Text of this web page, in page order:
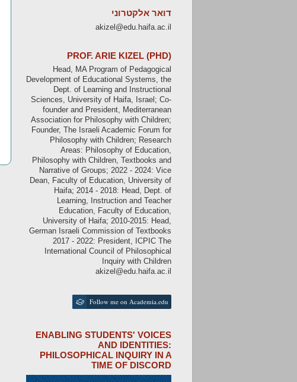
דואר אלקטרוני
akizel@edu.haifa.ac.il
PROF. ARIE KIZEL (PHD)
Head, MA Program of Pedagogical
Development of Educational Systems, the
Dept. of Learning and Instructional
Sciences, University of Haifa, Israel; Co-
founder and President, Mediterranean
Association for Philosophy with Children;
Founder, The Israeli Academic Forum for
Philosophy with Children; Research
Areas: Philosophy of Education,
Philosophy with Children, Textbooks and
Narrative of Groups; 2022 - 2024: Vice
Dean, Faculty of Education, University of
Haifa; 2014 - 2018: Head, Dept. of
Learning, Instruction and Teacher
Education, Faculty of Education,
University of Haifa; 2010-2015: Head,
German Israeli Commission of Textbooks
2017 - 2022: President, ICPIC The
International Council of Philosophical
Inquiry with Children
akizel@edu.haifa.ac.il
Follow me on Academia.edu
ENABLING STUDENTS' VOICES
AND IDENTITIES:
PHILOSOPHICAL INQUIRY IN A
TIME OF DISCORD